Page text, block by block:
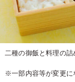
二種の御飯と料理の詰
※一部内容等が変更に